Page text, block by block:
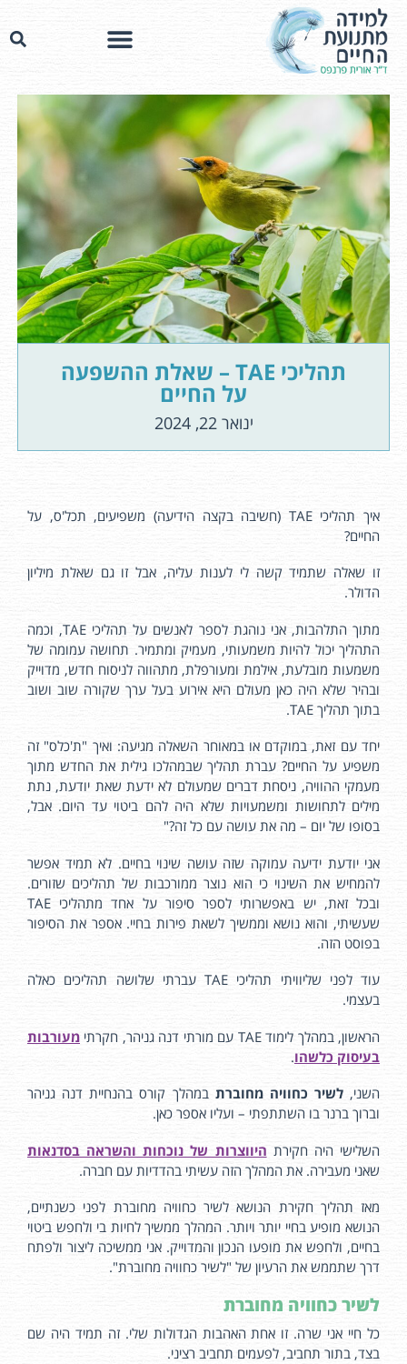
תהליכי TAE – שאלת ההשפעה
על החיים
ינואר 22, 2024
איך תהליכי TAE (חשיבה בקצה הידיעה) משפיעים, תכל'ס, על
החיים?
זו שאלה שתמיד קשה לי לענות עליה, אבל זו גם שאלת מיליון
הדולר.
מתוך התלהבות, אני נוהגת לספר לאנשים על תהליכי TAE, וכמה
התהליך יכול להיות משמעותי, מעמיק ומתמיר. תחושה עמומה של
משמעות מובלעת, אילמת ומעורפלת, מתהווה לניסוח חדש, מדוייק
ובהיר שלא היה כאן מעולם היא אירוע בעל ערך שקורה שוב ושוב
בתוך תהליך TAE.
יחד עם זאת, במוקדם או במאוחר השאלה מגיעה: ואיך "ת'כלס" זה
משפיע על החיים? עברת תהליך שבמהלכו גילית את החדש מתוך
מעמקי ההוויה, ניסחת דברים שמעולם לא ידעת שאת יודעת, נתת
מילים לתחושות ומשמעויות שלא היה להם ביטוי עד היום. אבל,
בסופו של יום – מה את עושה עם כל זה?"
אני יודעת ידיעה עמוקה שזה עושה שינוי בחיים. לא תמיד אפשר
להמחיש את השינוי כי הוא נוצר ממורכבות של תהליכים שזורים.
ובכל זאת, יש באפשרותי לספר סיפור על אחד מתהליכי TAE
שעשיתי, והוא נושא וממשיך לשאת פירות בחיי. אספר את הסיפור
בפוסט הזה.
עוד לפני שליוויתי תהליכי TAE עברתי שלושה תהליכים כאלה
בעצמי.
הראשון, במהלך לימוד TAE עם מורתי דנה גניהר, חקרתי
מעורבות
בעיסוק כלשהו.
השני,לשיר כחוויה מחוברת במהלך קורס בהנחיית דנה גניהר
וברוך ברנר בו השתתפתי – ועליו אספר כאן.
השלישי היה חקירת היווצרות של נוכחות והשראה בסדנאות
שאני מעבירה. את המהלך הזה עשיתי בהדדיות עם חברה.
מאז תהליך חקירת הנושא לשיר כחוויה מחוברת לפני כשנתיים,
הנושא מופיע בחיי יותר ויותר. המהלך ממשיך לחיות בי ולחפש ביטוי
בחיים, ולחפש את מופעו הנכון והמדוייק. אני ממשיכה ליצור ולפתח
דרך שתממש את הרעיון של "לשיר כחוויה מחוברת".
לשיר כחוויה מחוברת
כל חיי אני שרה. זו אחת האהבות הגדולות שלי. זה תמיד היה שם
בצד, בתור תחביב, לפעמים תחביב רציני.